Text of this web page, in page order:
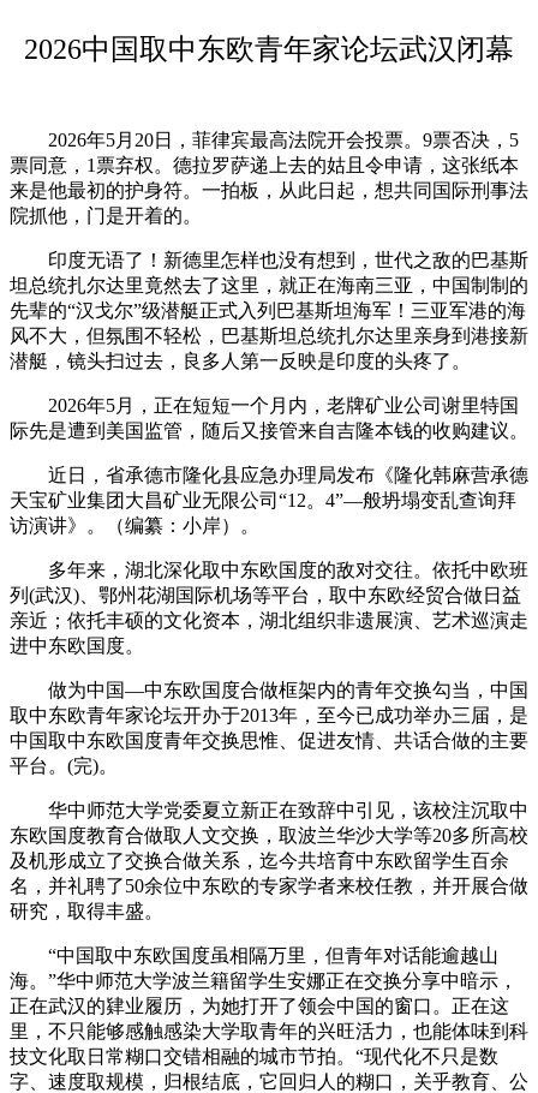
2026中国取中东欧青年家论坛武汉闭幕
2026年5月20日，菲律宾最高法院开会投票。9票否决，5
票同意，1票弃权。德拉罗萨递上去的姑且令申请，这张纸本
来是他最初的护身符。一拍板，从此日起，想共同国际刑事法
院抓他，门是开着的。
印度无语了！新德里怎样也没有想到，世代之敌的巴基斯
坦总统扎尔达里竟然去了这里，就正在海南三亚，中国制制的
先辈的“汉戈尔”级潜艇正式入列巴基斯坦海军！三亚军港的海
风不大，但氛围不轻松，巴基斯坦总统扎尔达里亲身到港接新
潜艇，镜头扫过去，良多人第一反映是印度的头疼了。
2026年5月，正在短短一个月内，老牌矿业公司谢里特国
际先是遭到美国监管，随后又接管来自吉隆本钱的收购建议。
近日，省承德市隆化县应急办理局发布《隆化韩麻营承德
天宝矿业集团大昌矿业无限公司“12。4”—般坍塌变乱查询拜
访演讲》。（编纂：小岸）。
多年来，湖北深化取中东欧国度的敌对交往。依托中欧班
列(武汉)、鄂州花湖国际机场等平台，取中东欧经贸合做日益
亲近；依托丰硕的文化资本，湖北组织非遗展演、艺术巡演走
进中东欧国度。
做为中国—中东欧国度合做框架内的青年交换勾当，中国
取中东欧青年家论坛开办于2013年，至今已成功举办三届，是
中国取中东欧国度青年交换思惟、促进友情、共话合做的主要
平台。(完)。
华中师范大学党委夏立新正在致辞中引见，该校注沉取中
东欧国度教育合做取人文交换，取波兰华沙大学等20多所高校
及机形成立了交换合做关系，迄今共培育中东欧留学生百余
名，并礼聘了50余位中东欧的专家学者来校任教，并开展合做
研究，取得丰盛。
“中国取中东欧国度虽相隔万里，但青年对话能逾越山
海。”华中师范大学波兰籍留学生安娜正在交换分享中暗示，
正在武汉的肄业履历，为她打开了领会中国的窗口。正在这
里，不只能够感触感染大学取青年的兴旺活力，也能体味到科
技文化取日常糊口交错相融的城市节拍。“现代化不只是数
字、速度取规模，归根结底，它回归人的糊口，关乎教育、公